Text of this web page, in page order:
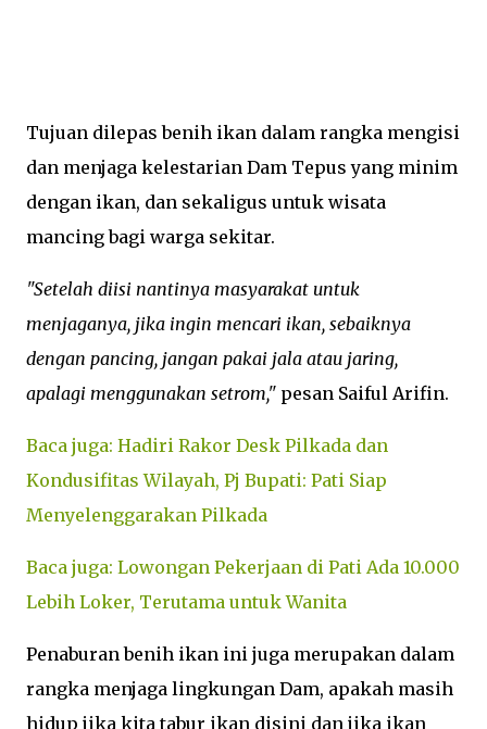
Tujuan dilepas benih ikan dalam rangka mengisi
dan menjaga kelestarian Dam Tepus yang minim
dengan ikan, dan sekaligus untuk wisata
mancing bagi warga sekitar.
"Setelah diisi nantinya masyarakat untuk
menjaganya, jika ingin mencari ikan, sebaiknya
dengan pancing, jangan pakai jala atau jaring,
apalagi menggunakan setrom," pesan Saiful Arifin.
Baca juga: Hadiri Rakor Desk Pilkada dan
Kondusifitas Wilayah, Pj Bupati: Pati Siap
Menyelenggarakan Pilkada
Baca juga: Lowongan Pekerjaan di Pati Ada 10.000
Lebih Loker, Terutama untuk Wanita
Penaburan benih ikan ini juga merupakan dalam
rangka menjaga lingkungan Dam, apakah masih
hidup jika kita tabur ikan disini dan jika ikan